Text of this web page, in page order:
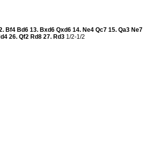
Bf4 Bd6 13. Bxd6 Qxd6 14. Ne4 Qc7 15. Qa3 Ne7
26. Qf2 Rd8 27. Rd3 1/2-1/2